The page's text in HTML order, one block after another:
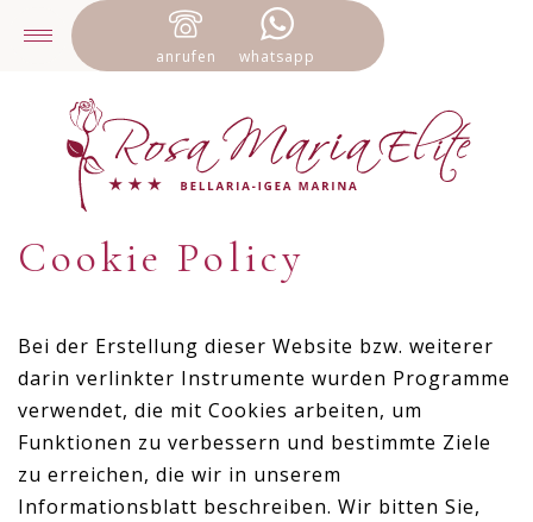
anrufen whatsapp
Cookie Policy
Bei der Erstellung dieser Website bzw. weiterer
darin verlinkter Instrumente wurden Programme
verwendet, die mit Cookies arbeiten, um
Funktionen zu verbessern und bestimmte Ziele
zu erreichen, die wir in unserem
Informationsblatt beschreiben. Wir bitten Sie,